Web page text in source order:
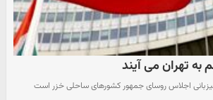
تهران می آیند
میزبانی اجلاس روسای جمهور کشورهای ساحلی خزر است